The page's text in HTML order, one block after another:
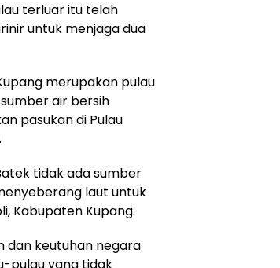
terluar itu telah
untuk menjaga dua
merupakan pulau
air bersih
pasukan di Pulau
tidak ada sumber
laut untuk
Kabupaten Kupang.
dan keutuhan negara